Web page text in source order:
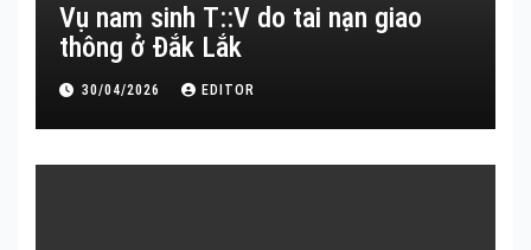
Vụ nam sinh T::V do tai nạn giao
thông ở Đắk Lắk
30/04/2026 EDITOR